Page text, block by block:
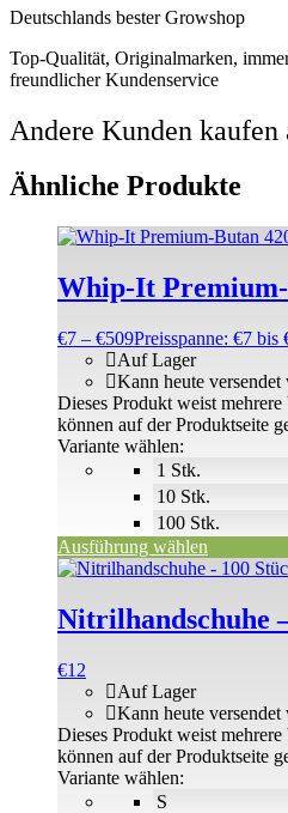
Deutschlands bester Growshop
Top-Qualität, Originalmarken,
freundlicher Kundenservice
Andere Kunden kaufen
Ähnliche Produkte
Whip-It
€7 – €509Preisspanne: €7 bis
1 Stk.
10 Stk.
100 Stk.
Auf Lager
Kann heute versendet
Variante wählen:
Ausführung wählen
Dieses Produkt weist
können auf der Produktseite
Nitrilhandschuhe
€12
S
Auf Lager
Kann heute versendet
Variante wählen:
Dieses Produkt weist
können auf der Produktseite